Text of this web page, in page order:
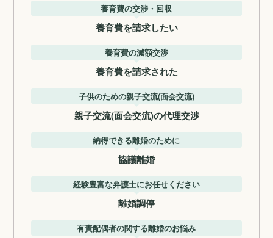
養育費の交渉・回収
養育費を請求したい
養育費の減額交渉
養育費を請求された
子供のための親子交流(面会交流)
親子交流(面会交流)の代理交渉
納得できる離婚のために
協議離婚
経験豊富な弁護士にお任せください
離婚調停
有責配偶者の関する離婚のお悩み